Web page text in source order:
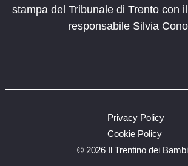
stampa del Tribunale di Trento con
responsabile Silvia
© 2026 Il Trentino dei
Privacy Policy
Cookie Policy